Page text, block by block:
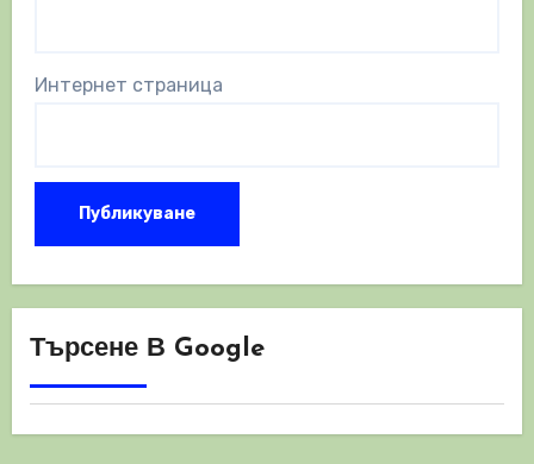
Интернет страница
Търсене В Google